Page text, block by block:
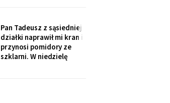
babcie. Córka obejrzała
dwa razy i powiedziała
tylko: „Mamo, mogłaś
chociaż zdjąć ten stary
fartuch".
Pan Tadeusz z sąsiedniej
działki naprawił mi kran i
przynosi pomidory ze
szklarni. W niedzielę